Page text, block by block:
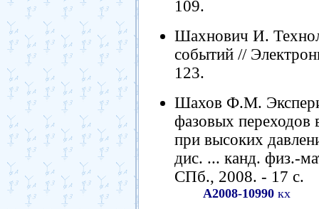
109.
Шахнович И.
событий //
123.
Шахов Ф.М.
фазовых переходов
при высоких
дис. ... канд. физ.-
СПб., 2008. - 17 с.
А2008-10990 кх